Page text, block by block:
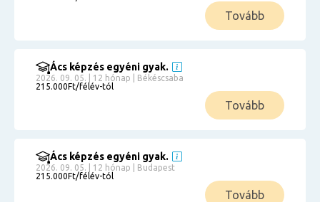
Tovább
Ács képzés egyéni gyak.
2026. 09. 05. | 12 hónap | Békéscsaba
215.000Ft/félév-tól
Tovább
Ács képzés egyéni gyak.
2026. 09. 05. | 12 hónap | Budapest
215.000Ft/félév-tól
Tovább